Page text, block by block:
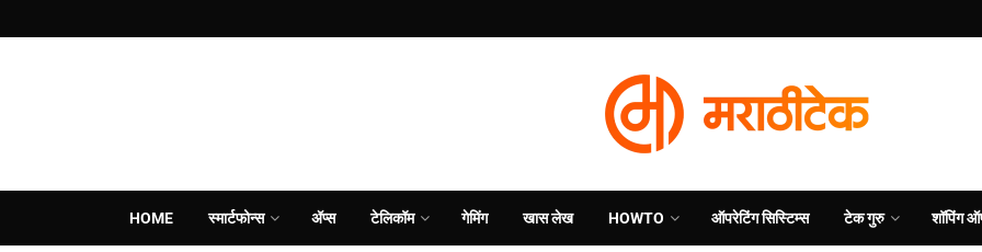
HOME स्मार्टफोन्स ॲप्स टेलिकॉम गेमिंग खास लेख HOWTO ऑपरेटिंग सिस्टिम्स टेक गुरु शॉपिंग